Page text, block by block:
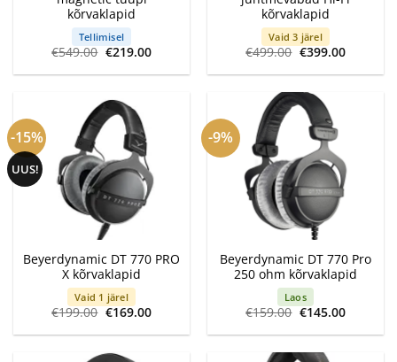
kõrvaklapid
Tellimisel
€549.00 Algne
oli:
€219.00Current
is:
kõrvaklapid
Vaid 3 järel
€499.00 Algne
oli:
€399.00Current
is:
-15%
UUS!
Beyerdynamic DT 770 PRO
X kõrvaklapid
Vaid 1 järel
€199.00 Algne
hind
oli:
€169.00Current
is:
-9%
Beyerdynamic DT 770 Pro
250 ohm kõrvaklapid
Laos
€159.00 Algne
hind
oli:
€145.00Current
is: